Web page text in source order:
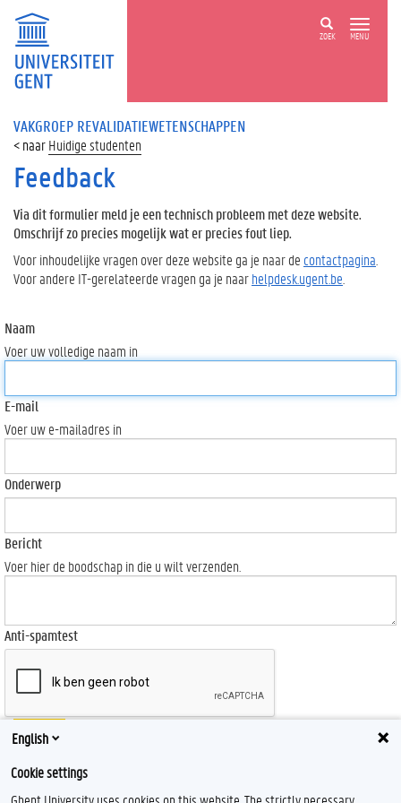
ZOEK MENU
VAKGROEP REVALIDATIEWETENSCHAPPEN
Huidige studenten
Feedback
Via dit formulier meld je een technisch probleem met deze website.
Omschrijf zo precies mogelijk wat er precies fout liep.
Voor inhoudelijke vragen over deze website ga je naar de contactpagina
Voor andere IT-gerelateerde vragen ga je naarhelpdesk.ugent.be
Naam
Voer uw volledige naam in
E-mail
Voer uw e-mailadres in
Onderwerp
Bericht
Voer hier de boodschap in die u wilt verzenden.
Anti-spamtest
Send
English
Cookie settings